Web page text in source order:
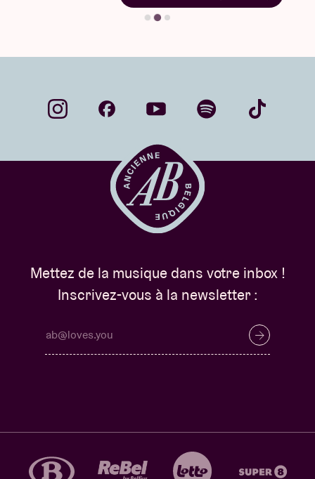
Mettez de la musique dans votre inbox !
Inscrivez-vous à la newsletter :